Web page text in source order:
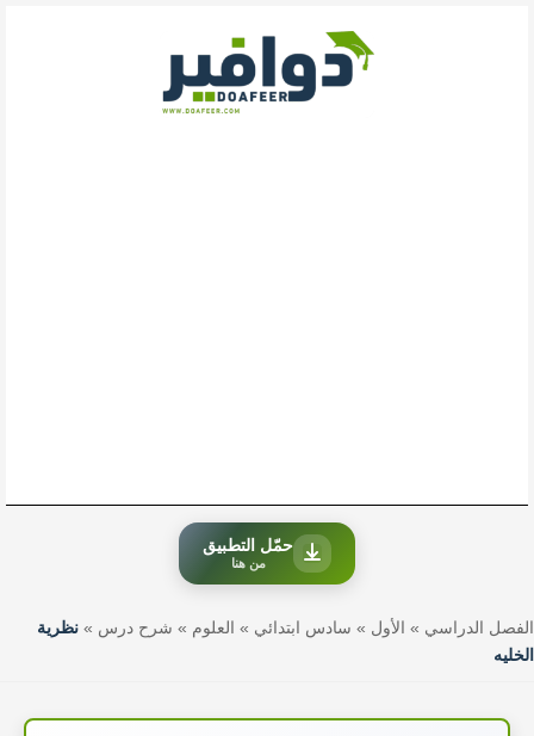
حمّل التطبيق
من هنا
الفصل الدراسي » الأول » سادس ابتدائي » العلوم » شرح درس » نظرية
الخليه